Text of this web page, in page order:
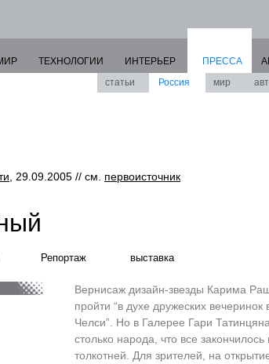
ТЕХНОЛОГИИ ИНТЕРЬЕР
ПРЕССА
статьи
Россия мир
, 29.09.2005 // см. первоисточник
Репортаж выставка
Вернисаж дизайн-звезды Карима
пройти “в духе дружеских вечеринок
Челси”. Но в Галерее Гари
столько народа, что все
толкотней. Для зрителей, на